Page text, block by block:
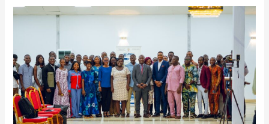
Cybersécurité
:
l’ANCy
dresse
le
bilan